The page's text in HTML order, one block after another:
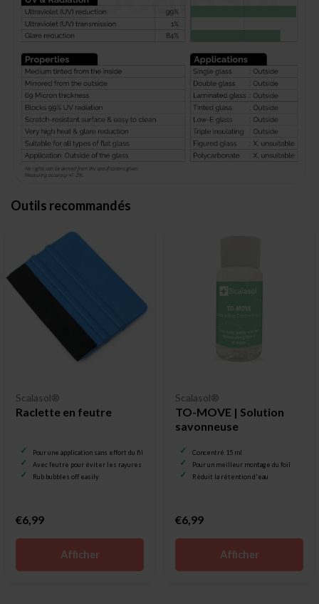
Outils recommandés
Scalasol®
Raclette en feutre
Pour une application sans effort du film pour vitrage
Avec feutre pour éviter les rayures
Rub bubbles off easily
€6,99
Afficher
Scalasol®
TO-MOVE | Solution
savonneuse
Concentré 15 ml
Pour un meilleur montage du foil
Réduit la rétention d'eau
€6,99
Afficher